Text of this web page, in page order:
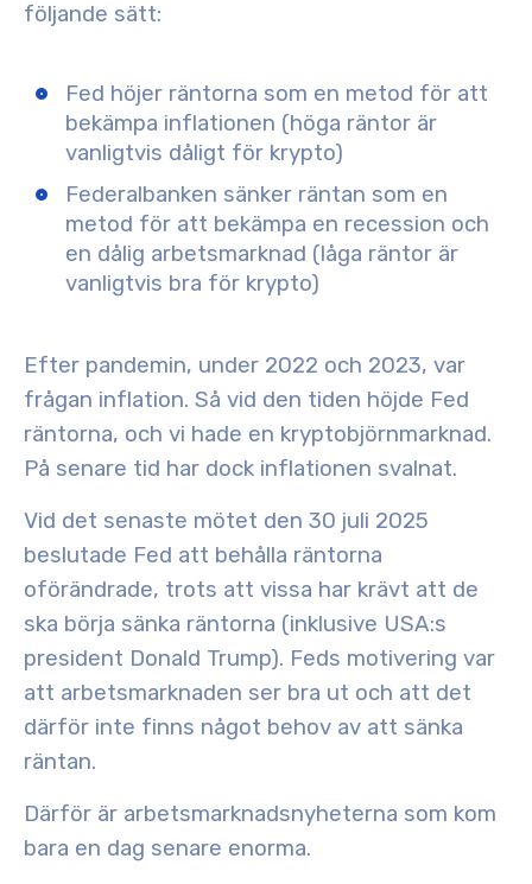
följande sätt:
Fed höjer räntorna som en metod för att
bekämpa inflationen (höga räntor är
vanligtvis dåligt för krypto)
Federalbanken sänker räntan som en
metod för att bekämpa en recession och
en dålig arbetsmarknad (låga räntor är
vanligtvis bra för krypto)
Efter pandemin, under 2022 och 2023, var
frågan inflation. Så vid den tiden höjde Fed
räntorna, och vi hade en kryptobjörnmarknad.
På senare tid har dock inflationen svalnat.
Vid det senaste mötet den 30 juli 2025
beslutade Fed att behålla räntorna
oförändrade, trots att vissa har krävt att de
ska börja sänka räntorna (inklusive USA:s
president Donald Trump). Feds motivering var
att arbetsmarknaden ser bra ut och att det
därför inte finns något behov av att sänka
räntan.
Därför är arbetsmarknadsnyheterna som kom
bara en dag senare enorma.